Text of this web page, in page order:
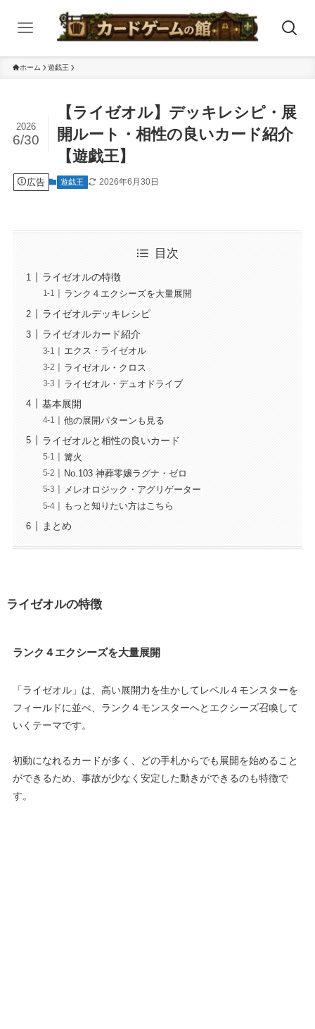
ホーム 遊戯王
【ライゼオル】デッキレシピ・展
開ルート・相性の良いカード紹介
【遊戯王】
2026
6/30
広告 遊戯王 2026年6月30日
目次
ライゼオルの特徴
ランク４エクシーズを大量展開
ライゼオルデッキレシピ
ライゼオルカード紹介
エクス・ライゼオル
ライゼオル・クロス
ライゼオル・デュオドライブ
基本展開
他の展開パターンも見る
ライゼオルと相性の良いカード
篝火
No.103 神葬零嬢ラグナ・ゼロ
メレオロジック・アグリゲーター
もっと知りたい方はこちら
まとめ
ライゼオルの特徴
ランク４エクシーズを大量展開
「ライゼオル」は、高い展開力を生かしてレベル４モンスターを
フィールドに並べ、ランク４モンスターへとエクシーズ召喚して
いくテーマです。
初動になれるカードが多く、どの手札からでも展開を始めること
ができるため、事故が少なく安定した動きができるのも特徴で
す。